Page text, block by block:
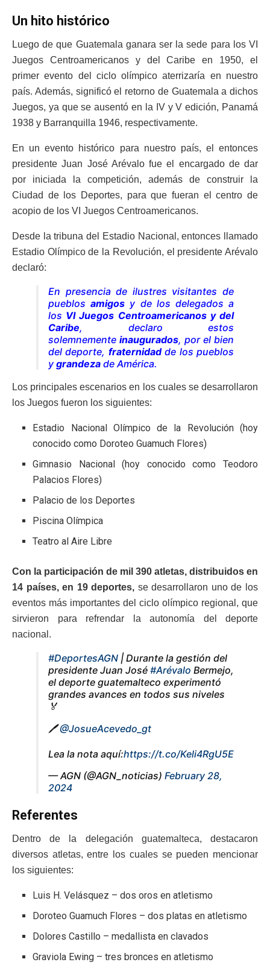
Un hito histórico
Luego de que Guatemala ganara ser la sede para los VI
Juegos Centroamericanos y del Caribe en 1950, el
primer evento del ciclo olímpico aterrizaría en nuestro
país. Además, significó el retorno de Guatemala a dichos
Juegos, ya que se ausentó en la IV y V edición, Panamá
1938 y Barranquilla 1946, respectivamente.
En un evento histórico para nuestro país, el entonces
presidente Juan José Arévalo fue el encargado de dar
por iniciada la competición, además de construir la
Ciudad de los Deportes, para que fueran el centro de
acopio de los VI Juegos Centroamericanos.
Desde la tribuna del Estadio Nacional, entonces llamado
Estadio Olímpico de la Revolución, el presidente Arévalo
declaró:
En presencia de ilustres visitantes de
pueblosamigos y de los delegados a
los VI Juegos Centroamericanos y del
Caribe, declaro estos
solemnemente inaugurados, por el bien
del deporte, fraternidadde los pueblos
y grandeza de América.
Los principales escenarios en los cuales se desarrollaron
los Juegos fueron los siguientes:
Estadio Nacional Olímpico de la Revolución (hoy
conocido como Doroteo Guamuch Flores)
Gimnasio Nacional (hoy conocido como Teodoro
Palacios Flores)
Palacio de los Deportes
Piscina Olímpica
Teatro al Aire Libre
Con la participación de mil 390 atletas, distribuidos en
14 países, en 19 deportes, se desarrollaron uno de los
eventos más importantes del ciclo olímpico regional, que
sirvieron para refrendar la autonomía del deporte
nacional.
#DeportesAGN | Durante la gestión del
presidente Juan José #Arévalo Bermejo,
el deporte guatemalteco experimentó
grandes avances en todos sus niveles
🏅
🖊️@JosueAcevedo_gt
Lea la nota aquí:https://t.co/Keli4RgU5E
— AGN (@AGN_noticias) February 28,
2024
Referentes
Dentro de la delegación guatemalteca, destacaron
diversos atletas, entre los cuales se pueden mencionar
los siguientes:
Luis H. Velásquez – dos oros en atletismo
Doroteo Guamuch Flores – dos platas en atletismo
Dolores Castillo – medallista en clavados
Graviola Ewing – tres bronces en atletismo